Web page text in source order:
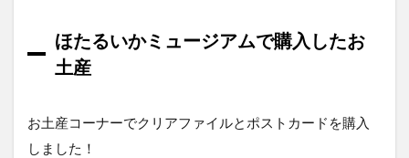
ほたるいかミュージアムで購入したお
土産
お土産コーナーでクリアファイルとポストカードを購入
しました！